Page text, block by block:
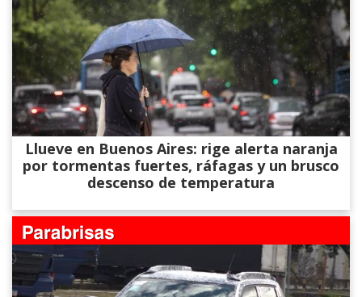
Llueve en Buenos Aires: rige alerta naranja
por tormentas fuertes, ráfagas y un brusco
descenso de temperatura